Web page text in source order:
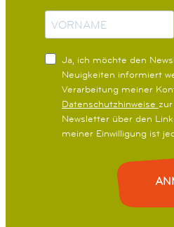
N
m
e
Ja, ich möchte den
Neuigkeiten informiert
Verarbeitung meiner
Datenschutzhinweise
Newsletter über den
meiner Einwilligung ist